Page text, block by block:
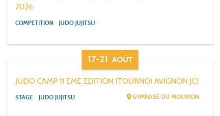
2026
COMPETITION JUDO JUJITSU
17-21 AOÛT
JUDO CAMP 11 EME EDITION (TOURNOI AVIGNON JC)
STAGE JUDO JUJITSU GYMNASE DU MOURION